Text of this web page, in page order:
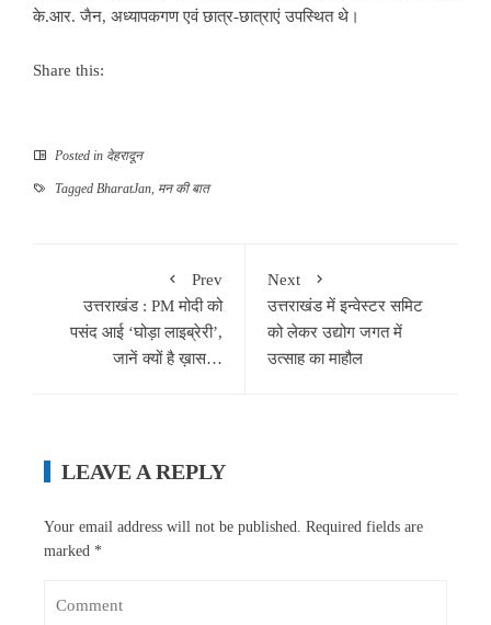
के.आर. जैन, अध्यापकगण एवं छात्र-छात्राएं उपस्थित थे।
Share this:
Posted in देहरादून
Tagged BharatJan, मन की बात
Prev
उत्तराखंड : PM मोदी को
पसंद आई ‘घोड़ा लाइब्रेरी’,
जानें क्यों है ख़ास…
Next
उत्तराखंड में इन्वेस्टर समिट
को लेकर उद्योग जगत में
उत्साह का माहौल
LEAVE A REPLY
Your email address will not be published.
Required fields are
marked *